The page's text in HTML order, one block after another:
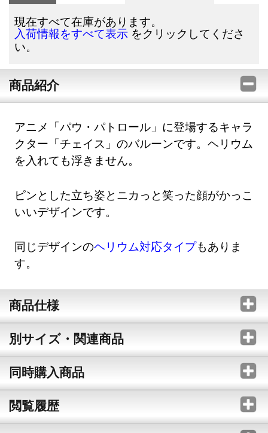
現在すべて在庫があります。
入荷情報をすべて表示 をクリックしてくださ
い。
商品紹介
アニメ「パウ・パトロール」に登場するキャラ
クター「チェイス」のバルーンです。ヘリウム
を入れても浮きません。
ピンとした立ち姿とニカっと笑った顔がかっこ
いいデザインです。
同じデザインのヘリウム対応タイプもありま
す。
商品仕様
別サイズ・関連商品
同時購入商品
閲覧履歴